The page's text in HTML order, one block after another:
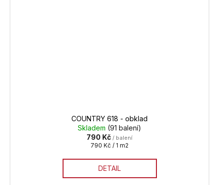
COUNTRY 618 - obklad
Skladem (91 balení)
790 Kč / balení
Měrná
790 Kč / 1 m2
DETAIL